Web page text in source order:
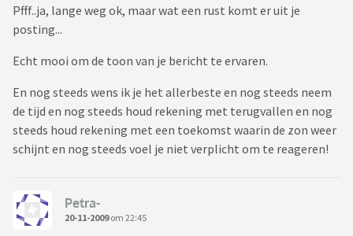
Pfff..ja, lange weg ok, maar wat een rust komt er uit je
posting...
Echt mooi om de toon van je bericht te ervaren.
En nog steeds wens ik je het allerbeste en nog steeds neem
de tijd en nog steeds houd rekening met terugvallen en nog
steeds houd rekening met een toekomst waarin de zon weer
schijnt en nog steeds voel je niet verplicht om te reageren!
Petra-
20-11-2009om 22:45